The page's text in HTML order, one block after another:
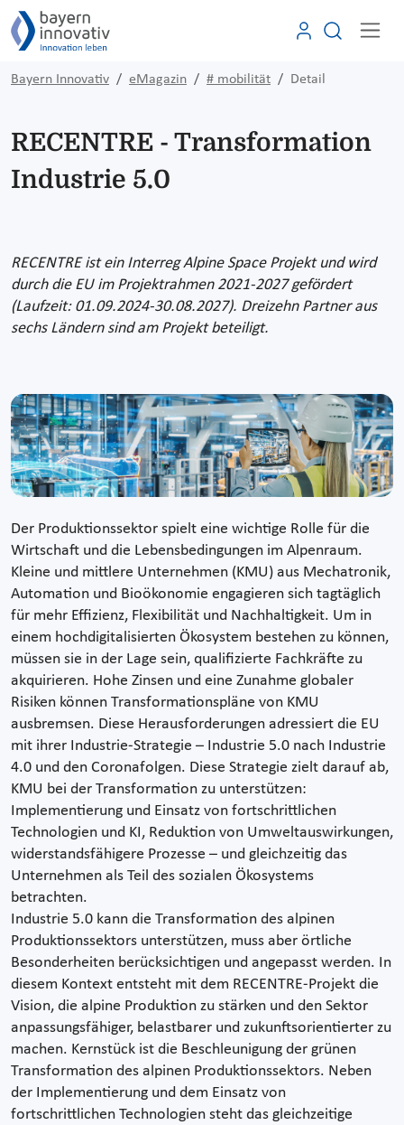
Bayern Innovativ eMagazin # mobilität Detail
RECENTRE - Transformation
Industrie 5.0
RECENTRE ist ein Interreg Alpine Space Projekt und wird
durch die EU im Projektrahmen 2021-2027 gefördert
(Laufzeit: 01.09.2024-30.08.2027). Dreizehn Partner aus
sechs Ländern sind am Projekt beteiligt.
Der Produktionssektor spielt eine wichtige Rolle für die
Wirtschaft und die Lebensbedingungen im Alpenraum.
Kleine und mittlere Unternehmen (KMU) aus Mechatronik,
Automation und Bioökonomie engagieren sich tagtäglich
für mehr Effizienz, Flexibilität und Nachhaltigkeit. Um in
einem hochdigitalisierten Ökosystem bestehen zu können,
müssen sie in der Lage sein, qualifizierte Fachkräfte zu
akquirieren. Hohe Zinsen und eine Zunahme globaler
Risiken können Transformationspläne von KMU
ausbremsen. Diese Herausforderungen adressiert die EU
mit ihrer Industrie-Strategie – Industrie 5.0 nach Industrie
4.0 und den Coronafolgen. Diese Strategie zielt darauf ab,
KMU bei der Transformation zu unterstützen:
Implementierung und Einsatz von fortschrittlichen
Technologien und KI, Reduktion von Umweltauswirkungen,
widerstandsfähigere Prozesse – und gleichzeitig das
Unternehmen als Teil des sozialen Ökosystems
betrachten.
Industrie 5.0 kann die Transformation des alpinen
Produktionssektors unterstützen, muss aber örtliche
Besonderheiten berücksichtigen und angepasst werden. In
diesem Kontext entsteht mit dem RECENTRE-Projekt die
Vision, die alpine Produktion zu stärken und den Sektor
anpassungsfähiger, belastbarer und zukunftsorientierter zu
machen. Kernstück ist die Beschleunigung der grünen
Transformation des alpinen Produktionssektors. Neben
der Implementierung und dem Einsatz von
fortschrittlichen Technologien steht das gleichzeitige